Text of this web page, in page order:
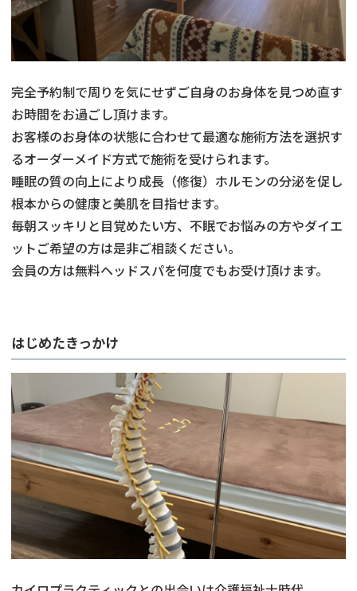
完全予約制で周りを気にせずご自身のお身体を見つめ直す
お時間をお過ごし頂けます。
お客様のお身体の状態に合わせて最適な施術方法を選択す
るオーダーメイド方式で施術を受けられます。
睡眠の質の向上により成長（修復）ホルモンの分泌を促し
根本からの健康と美肌を目指せます。
毎朝スッキリと目覚めたい方、不眠でお悩みの方やダイエ
ットご希望の方は是非ご相談ください。
会員の方は無料ヘッドスパを何度でもお受け頂けます。
はじめたきっかけ